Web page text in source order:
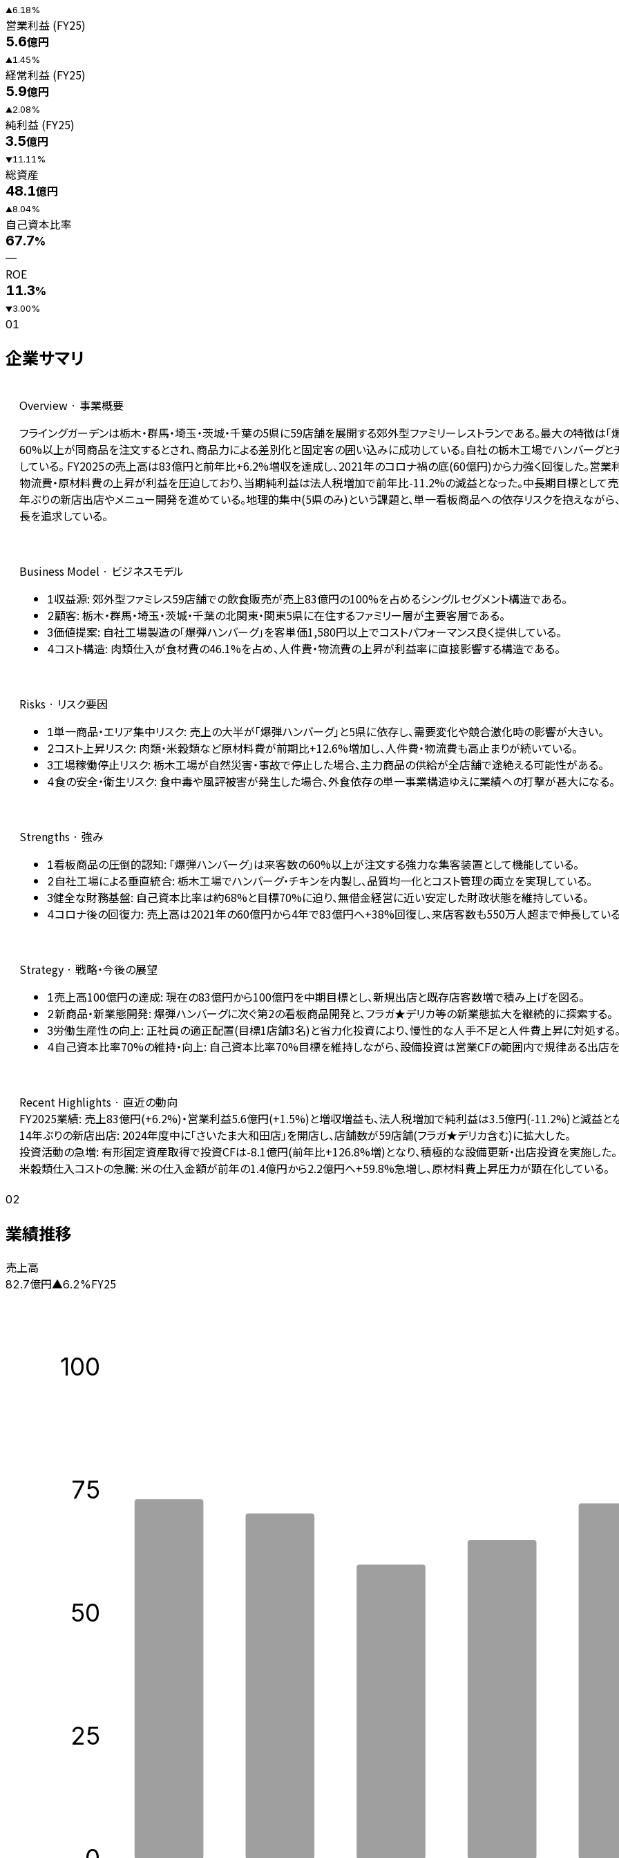
▲6.18%
営業利益 (FY25)
5.6億円
▲1.45%
経常利益 (FY25)
5.9億円
▲2.08%
純利益 (FY25)
3.5億円
▼11.11 %
総資産
48.1億円
▲8.04%
自己資本比率
67.7%
—
ROE
11.3%
▼3.00%
01
企業サマリ
Overview · 事業概要
フライングガーデンは栃木・群馬・埼玉・茨城・千葉の5県に59店舗を展開する郊外型ファミリーレストランである。最大の特徴は
60%以上が同商品を注文するとされ、商品力による差別化と固定客の囲い込みに成功している。自社の栃木工場でハンバーグ
している。 FY2025の売上高は83億円と前年比+6.2%増収を達成し、2021年のコロナ禍の底(60億円)から力強く回復した。営
物流費・原材料費の上昇が利益を圧迫しており、当期純利益は法人税増加で前年比-11.2%の減益となった。中長期目標として
年ぶりの新店出店やメニュー開発を進めている。地理的集中(5県のみ)という課題と、単一看板商品への依存リスクを抱えな
長を追求している。
Business Model · ビジネスモデル
1収益源: 郊外型ファミレス59店舗での飲食販売が売上83億円の100%を占めるシングルセグメント構造である。
2顧客: 栃木・群馬・埼玉・茨城・千葉の北関東・関東5県に在住するファミリー層が主要客層である。
3価値提案: 自社工場製造の「爆弾ハンバーグ」を客単価1,580円以上でコストパフォーマンス良く提供している。
4コスト構造: 肉類仕入が食材費の46.1%を占め、人件費・物流費の上昇が利益率に直接影響する構造である。
Risks · リスク要因
1単一商品・エリア集中リスク: 売上の大半が「爆弾ハンバーグ」と5県に依存し、需要変化や競合激化時の影響が大きい。
2コスト上昇リスク: 肉類・米穀類など原材料費が前期比+12.6%増加し、人件費・物流費も高止まりが続いている。
3工場稼働停止リスク: 栃木工場が自然災害・事故で停止した場合、主力商品の供給が全店舗で途絶える可能性がある。
4食の安全・衛生リスク: 食中毒や風評被害が発生した場合、外食依存の単一事業構造ゆえに業績への打撃が甚大になる。
Strengths · 強み
1看板商品の圧倒的認知: 「爆弾ハンバーグ」は来客数の60%以上が注文する強力な集客装置として機能している。
2自社工場による垂直統合: 栃木工場でハンバーグ・チキンを内製し、品質均一化とコスト管理の両立を実現している。
3健全な財務基盤: 自己資本比率は約68%と目標70%に迫り、無借金経営に近い安定した財政状態を維持している。
4コロナ後の回復力: 売上高は2021年の60億円から4年で83億円へ+38%回復し、来店客数も550万人超まで伸長している
Strategy · 戦略・今後の展望
1売上高100億円の達成: 現在の83億円から100億円を中期目標とし、新規出店と既存店客数増で積み上げを図る。
2新商品・新業態開発: 爆弾ハンバーグに次ぐ第2の看板商品開発と、フラガ★デリカ等の新業態拡大を継続的に探索する。
3労働生産性の向上: 正社員の適正配置(目標1店舗3名)と省力化投資により、慢性的な人手不足と人件費上昇に対処する。
4自己資本比率70%の維持・向上: 自己資本比率70%目標を維持しながら、設備投資は営業CFの範囲内で規律ある出店を
Recent Highlights · 直近の動向
FY2025業績: 売上83億円(+6.2%)・営業利益5.6億円(+1.5%)と増収増益も、法人税増加で純利益は3.5億円(-11.2%)と減益とな
14年ぶりの新店出店: 2024年度中に「さいたま大和田店」を開店し、店舗数が59店舗(フラガ★デリカ含む)に拡大した。
投資活動の急増: 有形固定資産取得で投資CFは-8.1億円(前年比+126.8%増)となり、積極的な設備更新・出店投資を実施した。
米穀類仕入コストの急騰: 米の仕入金額が前年の1.4億円から2.2億円へ+59.8%急増し、原材料費上昇圧力が顕在化している。
02
業績推移
売上高
82.7億円▲6.2%FY25
25
50
75
100